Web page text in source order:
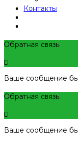
Контакты
Обратная связь
Ваше сообщение
Обратная связь
Ваше сообщение